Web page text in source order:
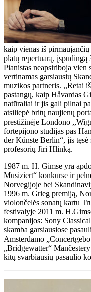
kaip vienas iš
platų repertuarą,
Pianistas neapsiriboja vien
vertinamas garsiausių
muzikos partneris. ,,Retai
pastangų, kaip Håvardas
natūraliai ir jis gali pilnai
atsiliepė britų naujienų
prestižinėje Londono
fortepijono studijas pas
der Künste Berlin“, jis
profesorių Jiri Hlinką.
1987 m. H. Gimse yra
Musiziert“ konkurse ir
Norvegijoje bei
1996 m. Grieg premiją,
violončelės sonatų kartu
festivalyje 2011 m.
kompanijos: Sony
skamba garsiausiose
Amsterdamo
„Bridgewatter“
kitų svarbiausių pasaulio